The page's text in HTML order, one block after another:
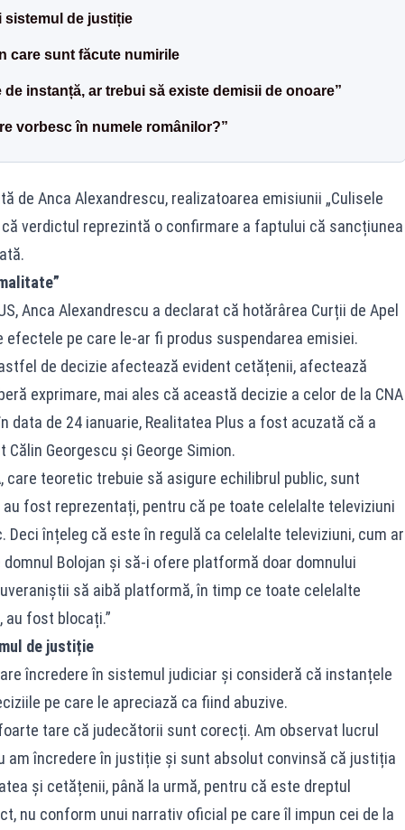
sistemul de justiție
care sunt făcute numirile
instanță, ar trebui să existe demisii de onoare”
vorbesc în numele românilor?”
de Anca Alexandrescu, realizatoarea emisiunii „Culisele
verdictul reprezintă o confirmare a faptului că sancțiunea
Anca Alexandrescu a declarat că hotărârea Curții de Apel
efectele pe care le-ar fi produs suspendarea emisiei.
de decizie afectează evident cetățenii, afectează
exprimare, mai ales că această decizie a celor de la CNA
data de 24 ianuarie, Realitatea Plus a fost acuzată că a
Georgescu și George Simion.
care teoretic trebuie să asigure echilibrul public, sunt
fost reprezentați, pentru că pe toate celelalte televiziuni
înțeleg că este în regulă ca celelalte televiziuni, cum ar
Bolojan și să-i ofere platformă doar domnului
să aibă platformă, în timp ce toate celelalte
au fost blocați.”
de justiție
încredere în sistemul judiciar și consideră că instanțele
pe care le apreciază ca fiind abuzive.
tare că judecătorii sunt corecți. Am observat lucrul
am încredere în justiție și sunt absolut convinsă că justiția
și cetățenii, până la urmă, pentru că este dreptul
nu conform unui narrativ oficial pe care îl impun cei de la